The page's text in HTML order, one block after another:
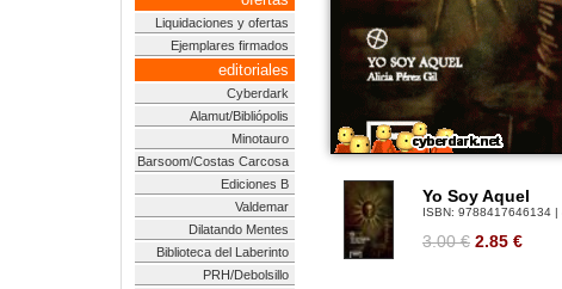
Liquidaciones y ofertas
Ejemplares firmados
editoriales
Cyberdark
Alamut/Bibliópolis
Minotauro
Barsoom/Costas Carcosa
Ediciones B
Valdemar
Dilatando Mentes
Biblioteca del Laberinto
PRH/Debolsillo
Yo Soy Aquel
ISBN: 9788417646134 |
3.00 € 2.85 €